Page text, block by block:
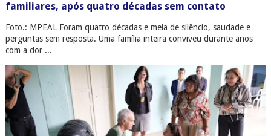
familiares, após quatro décadas sem contato
Foto.: MPEAL Foram quatro décadas e meia de silêncio, saudade e
perguntas sem resposta. Uma família inteira conviveu durante anos
com a dor ...